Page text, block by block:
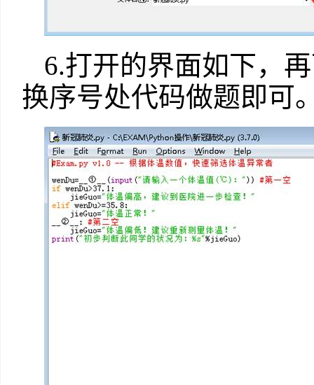
6.打开的界面如下，
换序号处代码做题即可